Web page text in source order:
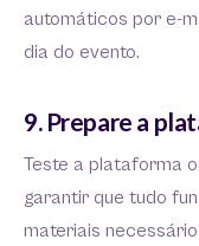
automáticos por e-
dia do evento.
9. Prepare a
Teste a plataforma
garantir que tudo
materiais